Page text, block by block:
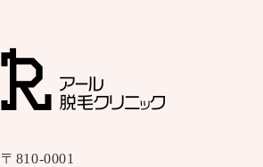
〒810-0001